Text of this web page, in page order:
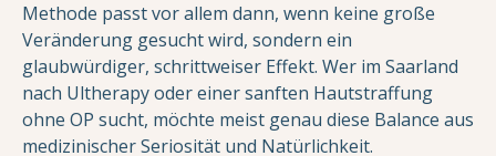
Methode passt vor allem dann, wenn keine große
Veränderung gesucht wird, sondern ein
glaubwürdiger, schrittweiser Effekt. Wer im Saarland
nach Ultherapy oder einer sanften Hautstraffung
ohne OP sucht, möchte meist genau diese Balance aus
medizinischer Seriosität und Natürlichkeit.